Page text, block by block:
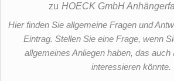
zu HOECK GmbH
Hier finden Sie allgemeine Fragen und
Eintrag. Stellen Sie eine Frage, wenn
allgemeines Anliegen haben, das
interessieren könnte.